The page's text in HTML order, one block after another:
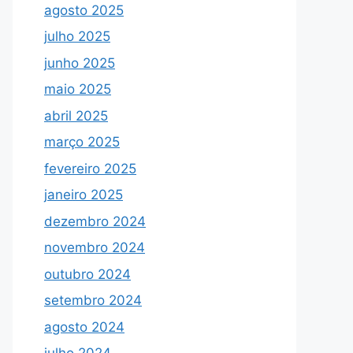
agosto 2025
julho 2025
junho 2025
maio 2025
abril 2025
março 2025
fevereiro 2025
janeiro 2025
dezembro 2024
novembro 2024
outubro 2024
setembro 2024
agosto 2024